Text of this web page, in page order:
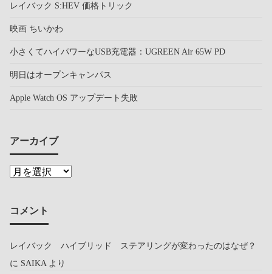
レイバック S:HEV 価格トリック
映画 ちいかわ
小さくてハイパワーなUSB充電器：UGREEN Air 65W PD
明日はオープンキャンパス
Apple Watch OS アップデート失敗
アーカイブ
コメント
レイバック ハイブリッド ステアリングが変わったのはなぜ？
に SAIKA より